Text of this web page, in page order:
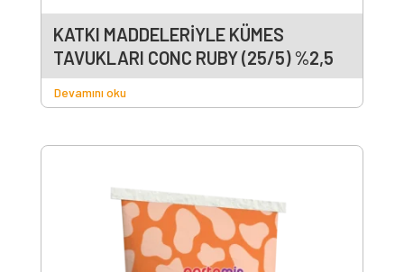
KATKI MADDELERİYLE KÜMES
TAVUKLARI CONC RUBY (25/5) %2,5
Devamını oku